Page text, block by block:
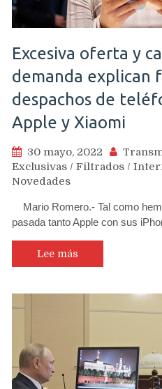
Excesiva oferta y
demanda explican
despachos de
Apple y Xiaomi
30 mayo, 2022
Exclusivas / Filtrados /
Novedades
Mario Romero.- Tal como
pasada tanto Apple con sus
Lee más